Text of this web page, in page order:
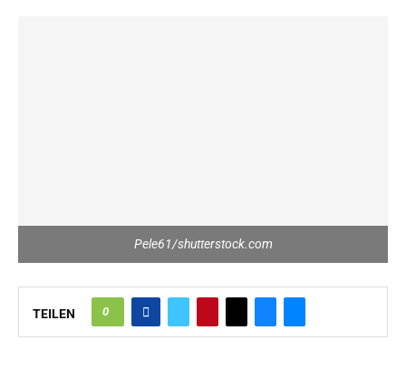
Pele61/shutterstock.com
TEILEN 0